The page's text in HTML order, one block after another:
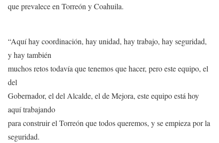
que prevalece en Torreón y Coahuila.
“Aquí hay coordinación, hay unidad, hay trabajo, hay seguridad,
y hay también
muchos retos todavía que tenemos que hacer, pero este equipo, el
del
Gobernador, el del Alcalde, el de Mejora, este equipo está hoy
aquí trabajando
para construir el Torreón que todos queremos, y se empieza por la
seguridad.